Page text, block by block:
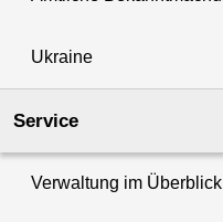
Ukraine
Service
Verwaltung im Überblick